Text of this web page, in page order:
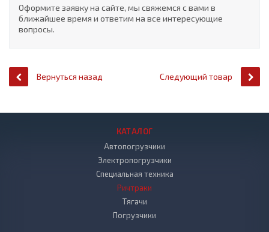
Оформите заявку на сайте, мы свяжемся с вами в
ближайшее время и ответим на все интересующие
вопросы.
Вернуться назад Следующий товар
КАТАЛОГ
Автопогрузчики
Электропогрузчики
Специальная техника
Ричтраки
Тягачи
Погрузчики